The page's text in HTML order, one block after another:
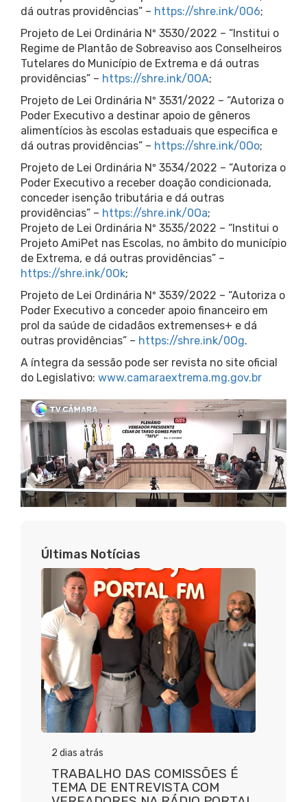
dá outras providências” – https://shre.ink/0O6;
Projeto de Lei Ordinária Nº 3530/2022 – “Institui o
Regime de Plantão de Sobreaviso aos Conselheiros
Tutelares do Município de Extrema e dá outras
providências” – https://shre.ink/0OA;
Projeto de Lei Ordinária Nº 3531/2022 – “Autoriza o
Poder Executivo a destinar apoio de gêneros
alimentícios às escolas estaduais que especifica e
dá outras providências” – https://shre.ink/0Oo;
Projeto de Lei Ordinária Nº 3534/2022 – “Autoriza o
Poder Executivo a receber doação condicionada,
conceder isenção tributária e dá outras
providências” – https://shre.ink/0Oa;
Projeto de Lei Ordinária Nº 3535/2022 – “Institui o
Projeto AmiPet nas Escolas, no âmbito do município
de Extrema, e dá outras providências” –
https://shre.ink/0Ok;
Projeto de Lei Ordinária Nº 3539/2022 – “Autoriza o
Poder Executivo a conceder apoio financeiro em
prol da saúde de cidadãos extremenses+ e dá
outras providências” – https://shre.ink/0Og.
A íntegra da sessão pode ser revista no site oficial
do Legislativo: www.camaraextrema.mg.gov.br
Últimas Notícias
2 dias atrás
TRABALHO DAS COMISSÕES É
TEMA DE ENTREVISTA COM